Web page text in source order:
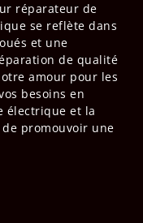
réparateur de
se reflète dans
et une
de qualité
amour pour les
besoins en
électrique et la
promouvoir une